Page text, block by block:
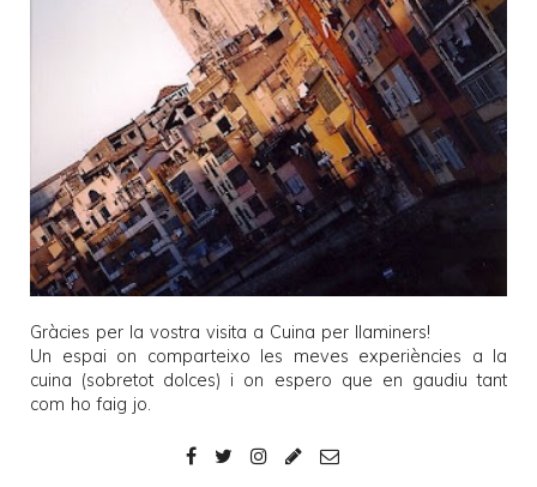
Gràcies per la vostra visita a Cuina per llaminers!
Un espai on comparteixo les meves experiències a la
cuina (sobretot dolces) i on espero que en gaudiu tant
com ho faig jo.